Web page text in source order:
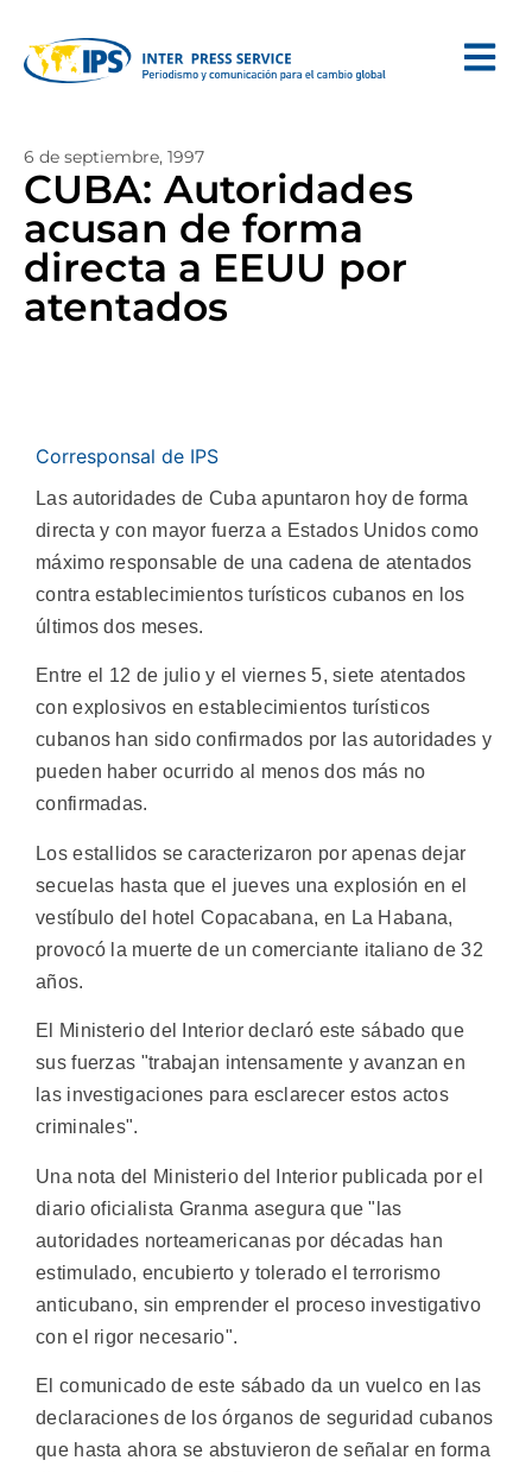
6 de septiembre, 1997
CUBA: Autoridades
acusan de forma
directa a EEUU por
atentados
Corresponsal de IPS
Las autoridades de Cuba apuntaron hoy de forma
directa y con mayor fuerza a Estados Unidos como
máximo responsable de una cadena de atentados
contra establecimientos turísticos cubanos en los
últimos dos meses.
Entre el 12 de julio y el viernes 5, siete atentados
con explosivos en establecimientos turísticos
cubanos han sido confirmados por las autoridades y
pueden haber ocurrido al menos dos más no
confirmadas.
Los estallidos se caracterizaron por apenas dejar
secuelas hasta que el jueves una explosión en el
vestíbulo del hotel Copacabana, en La Habana,
provocó la muerte de un comerciante italiano de 32
años.
El Ministerio del Interior declaró este sábado que
sus fuerzas "trabajan intensamente y avanzan en
las investigaciones para esclarecer estos actos
criminales".
Una nota del Ministerio del Interior publicada por el
diario oficialista Granma asegura que "las
autoridades norteamericanas por décadas han
estimulado, encubierto y tolerado el terrorismo
anticubano, sin emprender el proceso investigativo
con el rigor necesario".
El comunicado de este sábado da un vuelco en las
declaraciones de los órganos de seguridad cubanos
que hasta ahora se abstuvieron de señalar en forma